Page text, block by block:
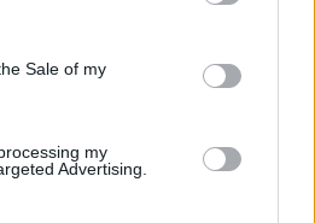
and its third-party tags to
purposes in below Google
Sale of my
my
Advertising.
του Ανώτατου
έδειχνε ότι το
πλειοψηφούν οι
θα ακύρωνε την
πρωτοφανής στην ιστορία
προκάλεσε